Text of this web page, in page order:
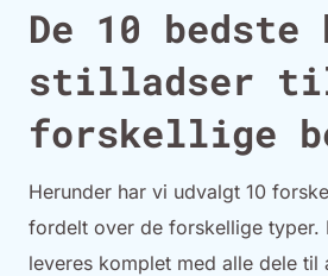
De 10 bedste
stilladser
forskellige
Herunder har vi udvalgt 10
fordelt over de forskellige typer.
leveres komplet med alle dele